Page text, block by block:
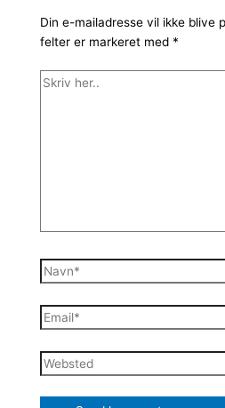
Din e-mailadresse vil ikke blive
felter er markeret med *
Skriv
Navn*
Email*
Websted